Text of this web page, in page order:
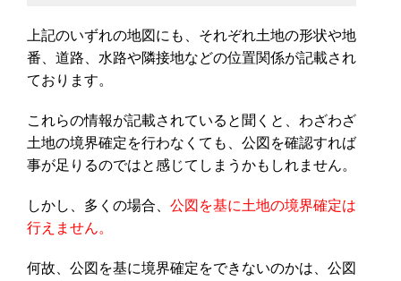
上記のいずれの地図にも、それぞれ土地の形状や地
番、道路、水路や隣接地などの位置関係が記載され
ております。
これらの情報が記載されていると聞くと、わざわざ
土地の境界確定を行わなくても、公図を確認すれば
事が足りるのではと感じてしまうかもしれません。
しかし、多くの場合、 公図を基に土地の境界確定は
行えません。
何故、公図を基に境界確定をできないのかは、公図